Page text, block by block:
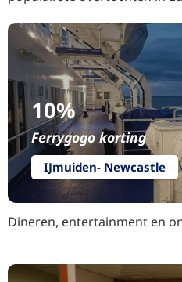
10%
Ferrygogo korting
IJmuiden- Newcastle
Dineren, entertainment en